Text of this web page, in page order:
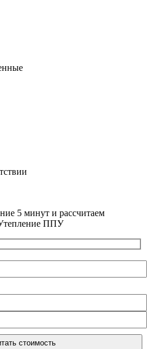
5 минут и рассчитаем
ППУ